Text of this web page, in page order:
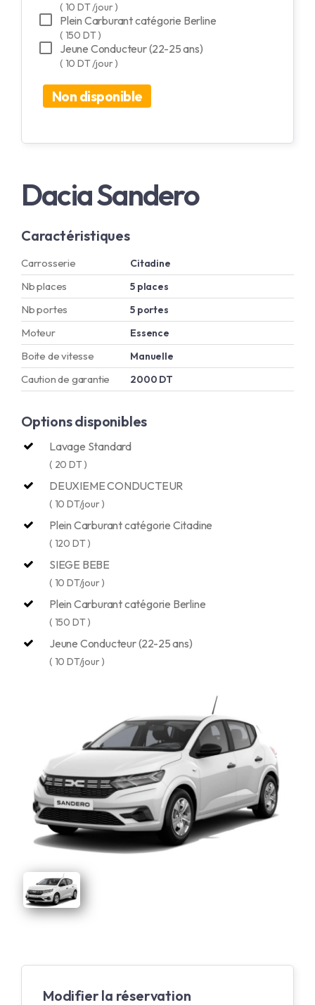
( 10 DT /jour )
Plein Carburant catégorie Berline
( 150 DT )
Jeune Conducteur (22-25 ans)
( 10 DT /jour )
Non disponible
Dacia Sandero
Caractéristiques
Carrosserie Citadine
Nb places 5 places
Nb portes 5 portes
Moteur Essence
Boite de vitesse Manuelle
Caution de garantie 2000 DT
Options disponibles
Lavage Standard
( 20 DT )
DEUXIEME CONDUCTEUR
( 10 DT/jour )
Plein Carburant catégorie Citadine
( 120 DT )
SIEGE BEBE
( 10 DT/jour )
Plein Carburant catégorie Berline
( 150 DT )
Jeune Conducteur (22-25 ans)
( 10 DT/jour )
Modifier la réservation